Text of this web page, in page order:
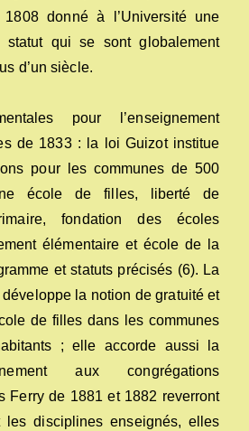
donné à l’Université une
statut qui se sont globalement
d’un siècle.
pour l’enseignement
de 1833 : la loi Guizot institue
pour les communes de 500
école de filles, liberté de
fondation des écoles
élémentaire et école de la
et statuts précisés (6). La
la notion de gratuité et
de filles dans les communes
; elle accorde aussi la
aux congrégations
Ferry de 1881 et 1882 reverront
les disciplines enseignés, elles